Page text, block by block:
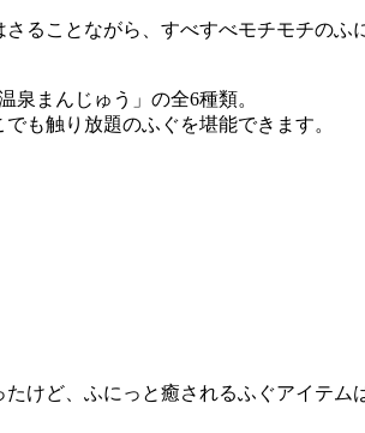
ることながら、すべすべモチモチのふ
まんじゅう」の全6種類。
も触り放題のふぐを堪能できます。
けど、ふにっと癒されるふぐアイテム